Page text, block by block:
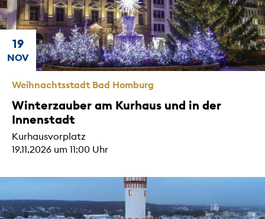
Weihnachtsstadt Bad Homburg
Winterzauber am Kurhaus und in der
Innenstadt
Kurhausvorplatz
19.11.2026 um 11:00 Uhr
19
NOV